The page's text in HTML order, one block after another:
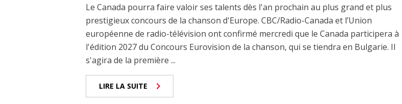
Le Canada pourra faire valoir ses talents dès l'an prochain au plus grand et plus
prestigieux concours de la chanson d'Europe. CBC/Radio-Canada et l’Union
européenne de radio-télévision ont confirmé mercredi que le Canada participera à
l'édition 2027 du Concours Eurovision de la chanson, qui se tiendra en Bulgarie. Il
s'agira de la première ...
LIRE LA SUITE